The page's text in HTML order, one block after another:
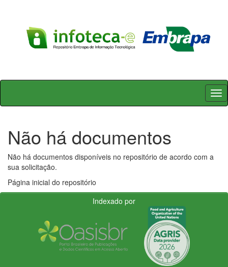
Skip
Não há documentos
Não há documentos disponíveis no repositório de acordo com a
sua solicitação.
Página inicial do repositório
Indexado por